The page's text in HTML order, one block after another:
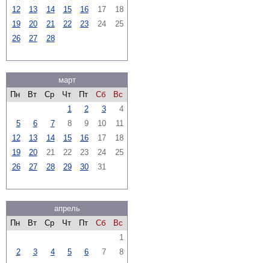
12
13 14 15 16 17
18
19
20 21 22 23 24
25
26
27 28
март
Пн
Вт Ср Чт Пт Сб
Вс
1
2 3
4
5
6 7 8 9 10
11
12
13 14 15 16 17
18
19
20 21 22 23 24
25
26
27 28 29 30 31
апрель
Пн
Вт Ср Чт Пт Сб
Вс
1
2
3 4 5 6 7
8